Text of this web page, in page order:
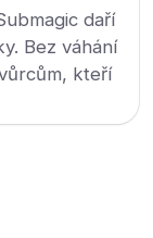
daří
Bez váhání
kteří